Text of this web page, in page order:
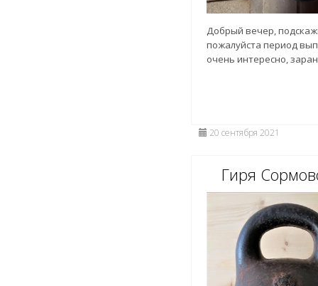
Добрый вечер,
пожалуйста период
очень интересно,
20 сентября 2021
Гиря